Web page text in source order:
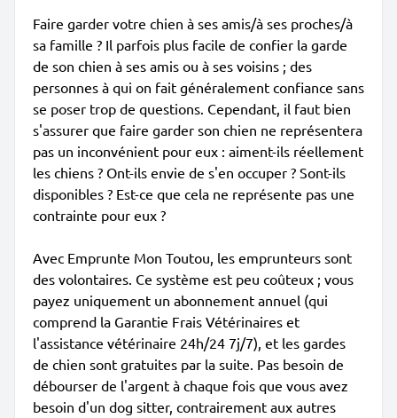
Faire garder votre chien à ses amis/à ses proches/à
sa famille ? Il parfois plus facile de confier la garde
de son chien à ses amis ou à ses voisins ; des
personnes à qui on fait généralement confiance sans
se poser trop de questions. Cependant, il faut bien
s'assurer que faire garder son chien ne représentera
pas un inconvénient pour eux : aiment-ils réellement
les chiens ? Ont-ils envie de s'en occuper ? Sont-ils
disponibles ? Est-ce que cela ne représente pas une
contrainte pour eux ?
Avec Emprunte Mon Toutou, les emprunteurs sont
des volontaires. Ce système est peu coûteux ; vous
payez uniquement un abonnement annuel (qui
comprend la Garantie Frais Vétérinaires et
l'assistance vétérinaire 24h/24 7j/7), et les gardes
de chien sont gratuites par la suite. Pas besoin de
débourser de l'argent à chaque fois que vous avez
besoin d'un dog sitter, contrairement aux autres